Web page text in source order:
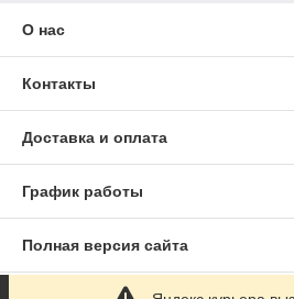
О нас
Контакты
Доставка и оплата
График работы
Полная версия сайта